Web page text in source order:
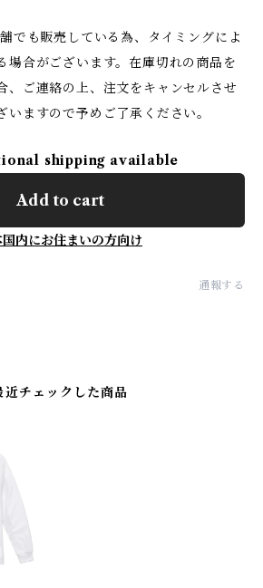
でも販売している為、タイミングによ
場合がございます。在庫切れの商品を
、ご連絡の上、注文をキャンセルさせ
いますので予めご了承ください。
shipping available
Add to cart
国内にお住まいの方向け
通報する
近チェックした商品